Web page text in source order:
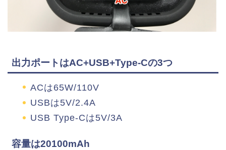
出力ポートはAC+USB+Type-Cの3つ
ACは65W/110V
USBは5V/2.4A
USB Type-Cは5V/3A
容量は20100mAh